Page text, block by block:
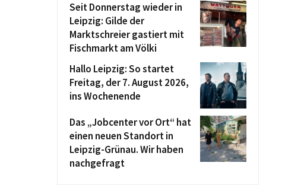
Seit Donnerstag wieder in
Leipzig: Gilde der
Marktschreier gastiert mit
Fischmarkt am Völki
Hallo Leipzig: So startet
Freitag, der 7. August 2026,
ins Wochenende
Das „Jobcenter vor Ort“ hat
einen neuen Standort in
Leipzig-Grünau. Wir haben
nachgefragt